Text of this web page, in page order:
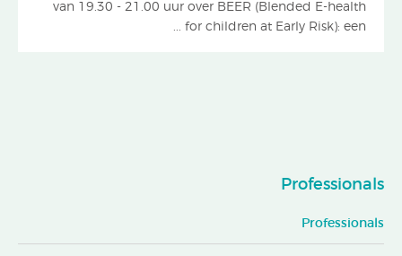
van 19.30 - 21.00 uur over BEER (Blended E-health
for children at Early Risk): een ...
Professionals
Professionals